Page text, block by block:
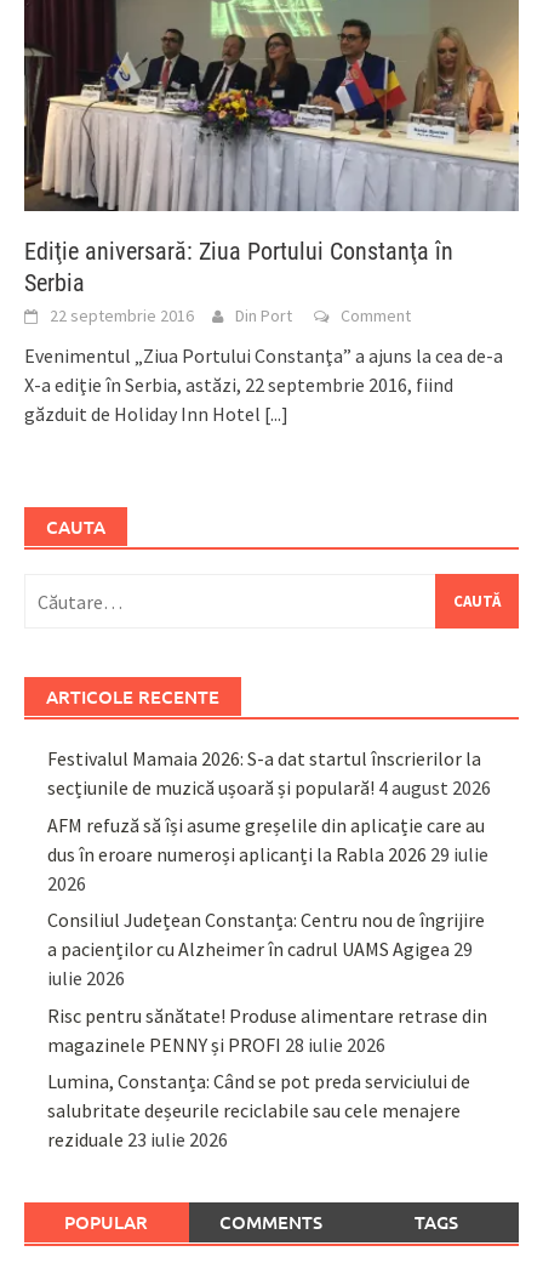
Ediţie aniversară: Ziua Portului Constanţa în
Serbia
22 septembrie 2016 Din Port Comment
Evenimentul „Ziua Portului Constanţa” a ajuns la cea de-a
X-a ediţie în Serbia, astăzi, 22 septembrie 2016, fiind
găzduit de Holiday Inn Hotel [...]
CAUTA
după:
ARTICOLE RECENTE
Festivalul Mamaia 2026: S-a dat startul înscrierilor la
secțiunile de muzică ușoară și populară! 4 august 2026
AFM refuză să își asume greșelile din aplicație care au
dus în eroare numeroși aplicanți la Rabla 2026 29 iulie
2026
Consiliul Județean Constanța: Centru nou de îngrijire
a pacienților cu Alzheimer în cadrul UAMS Agigea 29
iulie 2026
Risc pentru sănătate! Produse alimentare retrase din
magazinele PENNY și PROFI 28 iulie 2026
Lumina, Constanța: Când se pot preda serviciului de
salubritate deșeurile reciclabile sau cele menajere
reziduale 23 iulie 2026
POPULAR COMMENTS TAGS